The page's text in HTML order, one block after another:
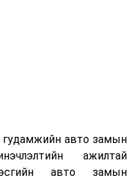
ашиглаж
шаталтын дараа
эрдсийг сэргээн
гудамжийн авто замын
ажилтай
авто замын